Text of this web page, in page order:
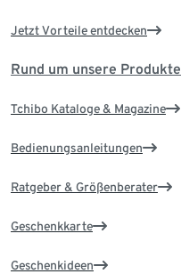
Jetzt Vorteile entdecken
Rund um unsere Produkte
Tchibo Kataloge & Magazine
Bedienungsanleitungen
Ratgeber & Größenberater
Geschenkkarte
Geschenkideen